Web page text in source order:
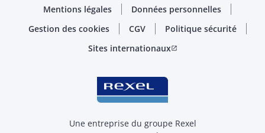
Mentions légales
Données personnelles
Gestion des cookies
CGV
Politique sécurité
Sites internationauxopen_in_new
Une entreprise du groupe Rexel